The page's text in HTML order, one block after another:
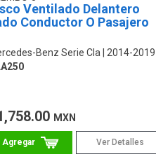
Ventilado Delantero
Conductor O Pasajero
Benz Serie Cla 2014-2019
MXN
Ver Detalles